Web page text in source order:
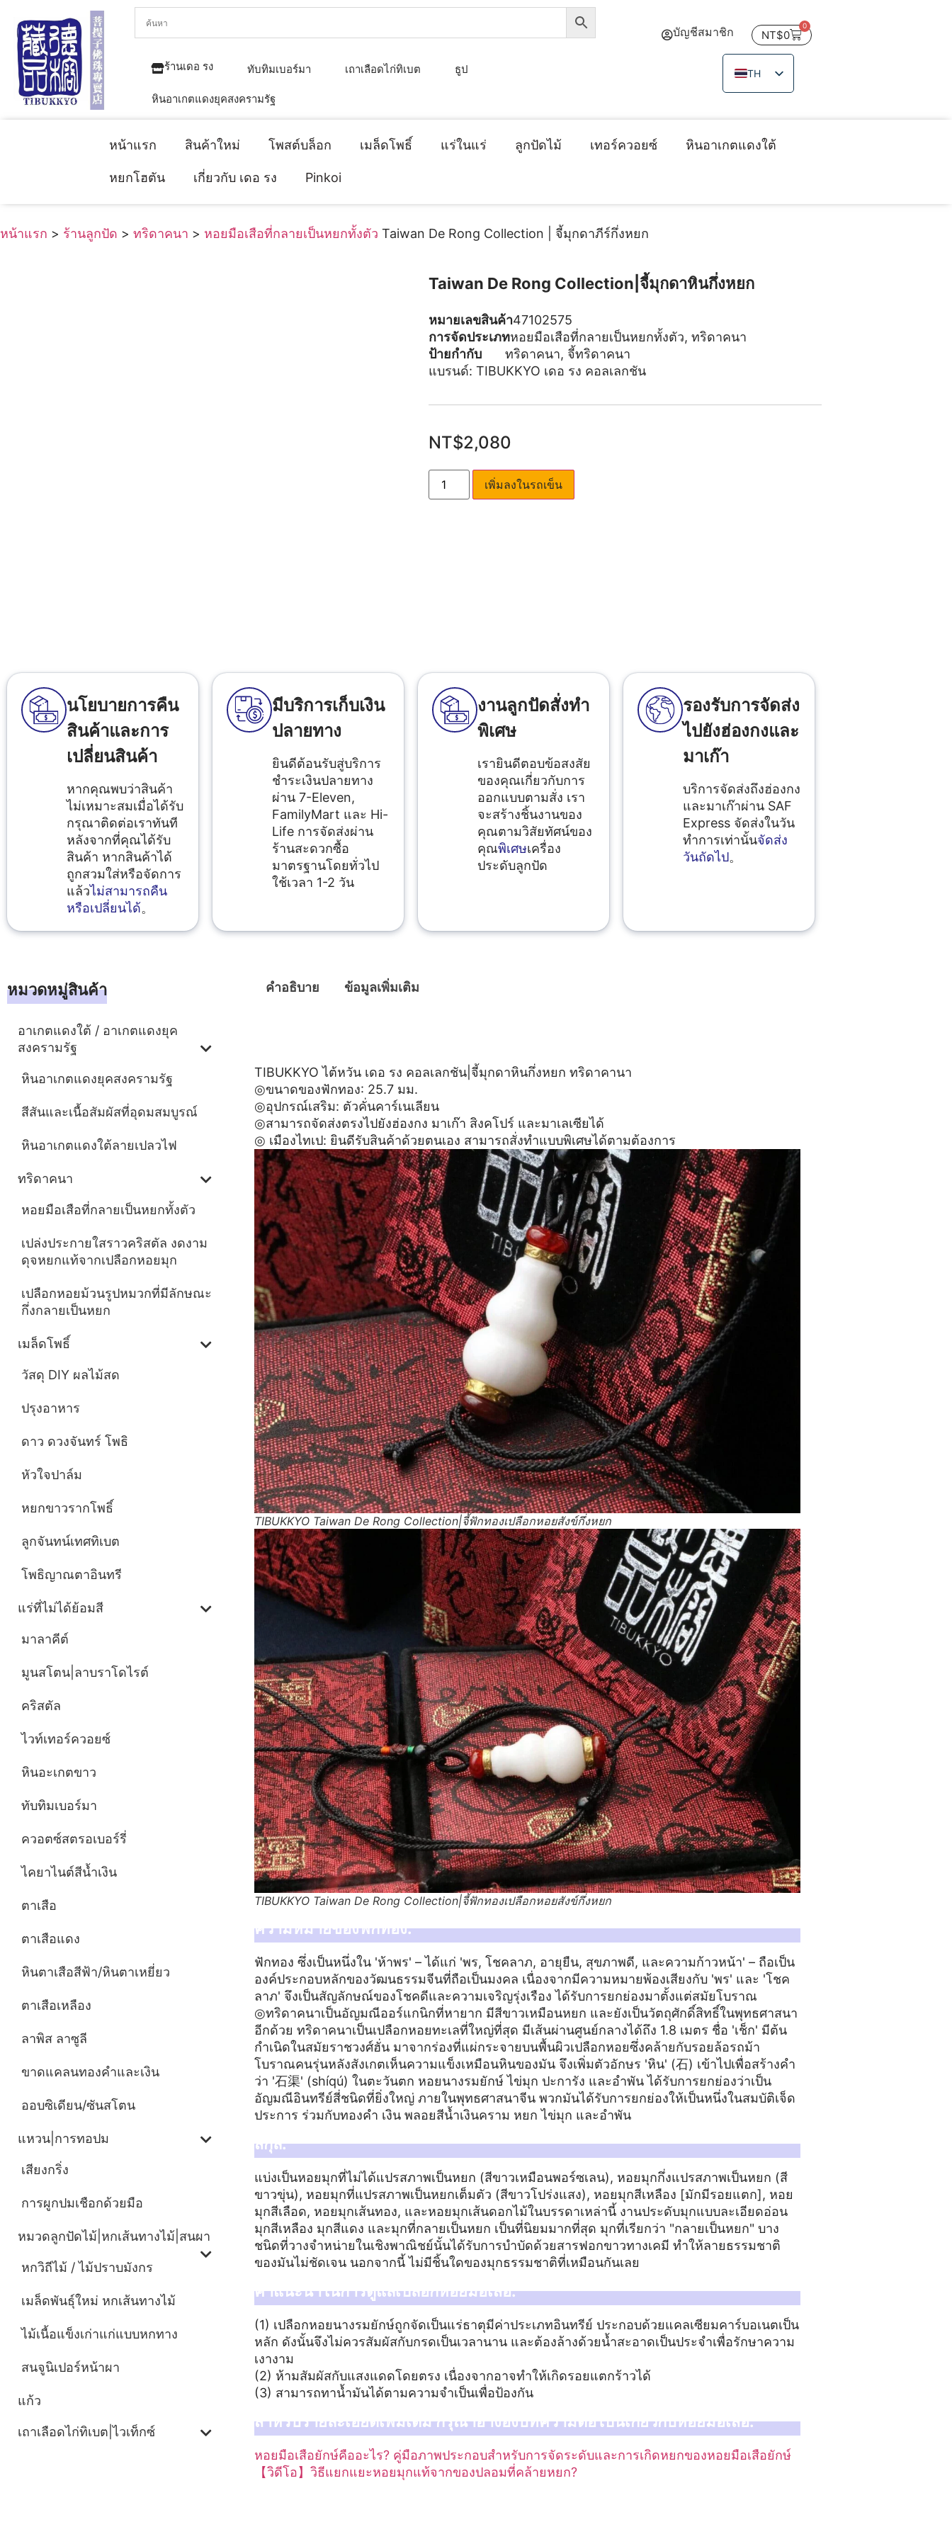
ร้านเดอ รง ทับทิมเบอร์มา เถาเลือดไก่ทิเบต ธูป
หินอาเกตแดงยุคสงครามรัฐ
บัญชีสมาชิก NT$0
0
TH
ZH_TW
EN
JA
หน้าแรก สินค้าใหม่ โพสต์บล็อก เมล็ดโพธิ์ แร่ในแร่ ลูกปัดไม้ เทอร์ควอยซ์ หินอาเกตแดงใต้
หยกโฮตัน เกี่ยวกับ เดอ รง Pinkoi
หน้าแรก > ร้านลูกปัด > ทริดาคนา > หอยมือเสือที่กลายเป็นหยกทั้งตัว Taiwan De Rong Collection | จี้มุกดาภีร์กึ่งหยก
Taiwan De Rong Collection|จี้มุกดาหินกึ่งหยก
หมายเลขสินค้า47102575
การจัดประเภทหอยมือเสือที่กลายเป็นหยกทั้งตัว, ทริดาคนา
ป้ายกำกับ
ทริดาคนา, จี้ทริดาคนา
แบรนด์: TIBUKKYO เดอ รง คอลเลกชัน
NT$2,080
เพิ่มลงในรถเข็น
นโยบายการคืน
สินค้าและการ
เปลี่ยนสินค้า
หากคุณพบว่าสินค้า
ไม่เหมาะสมเมื่อได้รับ
กรุณาติดต่อเราทันที
หลังจากที่คุณได้รับ
สินค้า หากสินค้าได้
ถูกสวมใส่หรือจัดการ
แล้วไม่สามารถคืน
หรือเปลี่ยนได้。
มีบริการเก็บเงิน
ปลายทาง
ยินดีต้อนรับสู่บริการ
ชำระเงินปลายทาง
ผ่าน 7-Eleven,
FamilyMart และ Hi-
Life การจัดส่งผ่าน
ร้านสะดวกซื้อ
มาตรฐานโดยทั่วไป
ใช้เวลา 1-2 วัน
งานลูกปัดสั่งทำ
พิเศษ
เรายินดีตอบข้อสงสัย
ของคุณเกี่ยวกับการ
ออกแบบตามสั่ง เรา
จะสร้างชิ้นงานของ
คุณตามวิสัยทัศน์ของ
คุณพิเศษเครื่อง
ประดับลูกปัด
รองรับการจัดส่ง
ไปยังฮ่องกงและ
มาเก๊า
บริการจัดส่งถึงฮ่องกง
และมาเก๊าผ่าน SAF
Express จัดส่งในวัน
ทำการเท่านั้นจัดส่ง
วันถัดไป。
หมวดหมู่สินค้า
อาเกตแดงใต้ / อาเกตแดงยุค
สงครามรัฐ
หินอาเกตแดงยุคสงครามรัฐ
สีสันและเนื้อสัมผัสที่อุดมสมบูรณ์
หินอาเกตแดงใต้ลายเปลวไฟ
ทริดาคนา
หอยมือเสือที่กลายเป็นหยกทั้งตัว
เปล่งประกายใสราวคริสตัล งดงาม
ดุจหยกแท้จากเปลือกหอยมุก
เปลือกหอยม้วนรูปหมวกที่มีลักษณะ
กึ่งกลายเป็นหยก
เมล็ดโพธิ์
วัสดุ DIY ผลไม้สด
ปรุงอาหาร
ดาว ดวงจันทร์ โพธิ
หัวใจปาล์ม
หยกขาวรากโพธิ์
ลูกจันทน์เทศทิเบต
โพธิญาณตาอินทรี
แร่ที่ไม่ได้ย้อมสี
มาลาคีต์
มูนสโตน|ลาบราโดไรต์
คริสตัล
ไวท์เทอร์ควอยซ์
หินอะเกตขาว
ทับทิมเบอร์มา
ควอตซ์สตรอเบอร์รี่
ไคยาไนต์สีน้ำเงิน
ตาเสือ
ตาเสือแดง
หินตาเสือสีฟ้า/หินตาเหยี่ยว
ตาเสือเหลือง
ลาพิส ลาซูลี
ขาดแคลนทองคำและเงิน
ออบซิเดียน/ซันสโตน
แหวน|การทอปม
เสียงกริ่ง
การผูกปมเชือกด้วยมือ
หมวดลูกปัดไม้|หกเส้นทางไม้|สนผา
หกวิถีไม้ / ไม้ปราบมังกร
เมล็ดพันธุ์ใหม่ หกเส้นทางไม้
ไม้เนื้อแข็งเก่าแก่แบบหกทาง
สนจูนิเปอร์หน้าผา
แก้ว
เถาเลือดไก่ทิเบต|ไวเท็กซ์
คำอธิบาย ข้อมูลเพิ่มเติม
TIBUKKYO ไต้หวัน เดอ รง คอลเลกชัน|จี้มุกดาหินกึ่งหยก ทริดาคานา
◎ขนาดของฟักทอง: 25.7 มม.
◎อุปกรณ์เสริม: ตัวคั่นคาร์เนเลียน
◎สามารถจัดส่งตรงไปยังฮ่องกง มาเก๊า สิงคโปร์ และมาเลเซียได้
◎ เมืองไทเป: ยินดีรับสินค้าด้วยตนเอง สามารถสั่งทำแบบพิเศษได้ตามต้องการ
TIBUKKYO Taiwan De Rong Collection|จี้ฟักทองเปลือกหอยสังข์กึ่งหยก
TIBUKKYO Taiwan De Rong Collection|จี้ฟักทองเปลือกหอยสังข์กึ่งหยก
ความหมายของฟักทอง:
ฟักทอง ซึ่งเป็นหนึ่งใน 'ห้าพร' – ได้แก่ 'พร, โชคลาภ, อายุยืน, สุขภาพดี, และความก้าวหน้า' – ถือเป็น
องค์ประกอบหลักของวัฒนธรรมจีนที่ถือเป็นมงคล เนื่องจากมีความหมายพ้องเสียงกับ 'พร' และ 'โชค
ลาภ' จึงเป็นสัญลักษณ์ของโชคดีและความเจริญรุ่งเรือง ได้รับการยกย่องมาตั้งแต่สมัยโบราณ
◎ทริดาคนาเป็นอัญมณีออร์แกนิกที่หายาก มีสีขาวเหมือนหยก และยังเป็นวัตถุศักดิ์สิทธิ์ในพุทธศาสนา
อีกด้วย ทริดาคนาเป็นเปลือกหอยทะเลที่ใหญ่ที่สุด มีเส้นผ่านศูนย์กลางได้ถึง 1.8 เมตร ชื่อ 'เช็ก' มีต้น
กำเนิดในสมัยราชวงศ์ฮั่น มาจากร่องที่แผ่กระจายบนพื้นผิวเปลือกหอยซึ่งคล้ายกับรอยล้อรถม้า
โบราณคนรุ่นหลังสังเกตเห็นความแข็งเหมือนหินของมัน จึงเพิ่มตัวอักษร 'หิน' (石) เข้าไปเพื่อสร้างคำ
ว่า '石渠' (shíqú) ในตะวันตก หอยนางรมยักษ์ ไข่มุก ปะการัง และอำพัน ได้รับการยกย่องว่าเป็น
อัญมณีอินทรีย์สี่ชนิดที่ยิ่งใหญ่ ภายในพุทธศาสนาจีน พวกมันได้รับการยกย่องให้เป็นหนึ่งในสมบัติเจ็ด
ประการ ร่วมกับทองคำ เงิน พลอยสีน้ำเงินคราม หยก ไข่มุก และอำพัน
สกุล:
แบ่งเป็นหอยมุกที่ไม่ได้แปรสภาพเป็นหยก (สีขาวเหมือนพอร์ซเลน), หอยมุกกึ่งแปรสภาพเป็นหยก (สี
ขาวขุ่น), หอยมุกที่แปรสภาพเป็นหยกเต็มตัว (สีขาวโปร่งแสง), หอยมุกสีเหลือง [มักมีรอยแตก], หอย
มุกสีเลือด, หอยมุกเส้นทอง, และหอยมุกเส้นดอกไม้ในบรรดาเหล่านี้ งานประดับมุกแบบละเอียดอ่อน
มุกสีเหลือง มุกสีแดง และมุกที่กลายเป็นหยก เป็นที่นิยมมากที่สุด มุกที่เรียกว่า "กลายเป็นหยก" บาง
ชนิดที่วางจำหน่ายในเชิงพาณิชย์นั้นได้รับการบำบัดด้วยสารฟอกขาวทางเคมี ทำให้ลายธรรมชาติ
ของมันไม่ชัดเจน นอกจากนี้ ไม่มีชิ้นใดของมุกธรรมชาติที่เหมือนกันเลย
คำแนะนำในการดูแลเปลือกหอยมือเสือ:
(1) เปลือกหอยนางรมยักษ์ถูกจัดเป็นแร่ธาตุมีค่าประเภทอินทรีย์ ประกอบด้วยแคลเซียมคาร์บอเนตเป็น
หลัก ดังนั้นจึงไม่ควรสัมผัสกับกรดเป็นเวลานาน และต้องล้างด้วยน้ำสะอาดเป็นประจำเพื่อรักษาความ
เงางาม
(2) ห้ามสัมผัสกับแสงแดดโดยตรง เนื่องจากอาจทำให้เกิดรอยแตกร้าวได้
(3) สามารถทาน้ำมันได้ตามความจำเป็นเพื่อป้องกัน
สำหรับรายละเอียดเพิ่มเติม กรุณาอ้างอิงบทความต่อไปนี้เกี่ยวกับหอยมือเสือ:
หอยมือเสือยักษ์คืออะไร? คู่มือภาพประกอบสำหรับการจัดระดับและการเกิดหยกของหอยมือเสือยักษ์
【วิดีโอ】วิธีแยกแยะหอยมุกแท้จากของปลอมที่คล้ายหยก?